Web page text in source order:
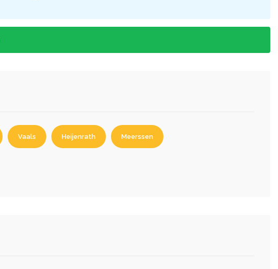
Vaals Heijenrath Meerssen